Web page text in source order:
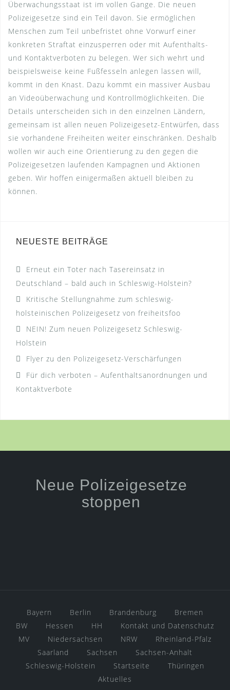
Überwachungsstaat ist im vollen Gange. Die neuen
Polizeigesetze sind ein Teil davon. Sie ermöglichen
Menschen zum Teil unbefristet ohne Vorwurf einer
konkreten Straftat einzusperren oder mit Aufenthalts-
und Kontaktverboten zu belegen. Wer sich wehrt und
beispielsweise keine Fußfesseln anlegen lassen will,
kommt in den Knast. Dazu kommt ein massiver Ausbau
an Videoüberwachung und Kontrollmöglichkeiten. Die
Details unterscheiden sich in den einzelnen Ländern,
gemeinsam ist allen neuen Polizeigesetz-Entwürfen, dass
sie vorhandene Freiheiten weiter einschränken. Deshalb
wollen wir auch eine Orientierung zu den gegen die
Polizeigesetzen laufenden Kampagnen und Aktionen
geben. Wir hoffen einigermaßen aktuell bleiben zu
können.
NEUESTE BEITRÄGE
Erneut ein Toter nach Tasereinsatz in
Deutschland – bald auch in Schleswig-Holstein?
Kritische Stellungnahme zum schleswig-
holsteinischen Polizeigesetz von freiheitsfoo
NEIN! Zum neuen Polizeigesetz Schleswig-
Holstein
Flyer zu den Polizeigesetz-Verschärfungen
Für dich verboten – Aufenthaltsanordnungen und
Kontaktverbote
Neue Polizeigesetze
stoppen
Bayern Berlin Brandenburg
Bremen
BW
Hessen HH
Kontakt und Datenschutz
MV
Niedersachsen NRW
Rheinland-Pfalz
Saarland
Sachsen
Sachsen-Anhalt
Schleswig-Holstein
Startseite
Thüringen
Aktuelles